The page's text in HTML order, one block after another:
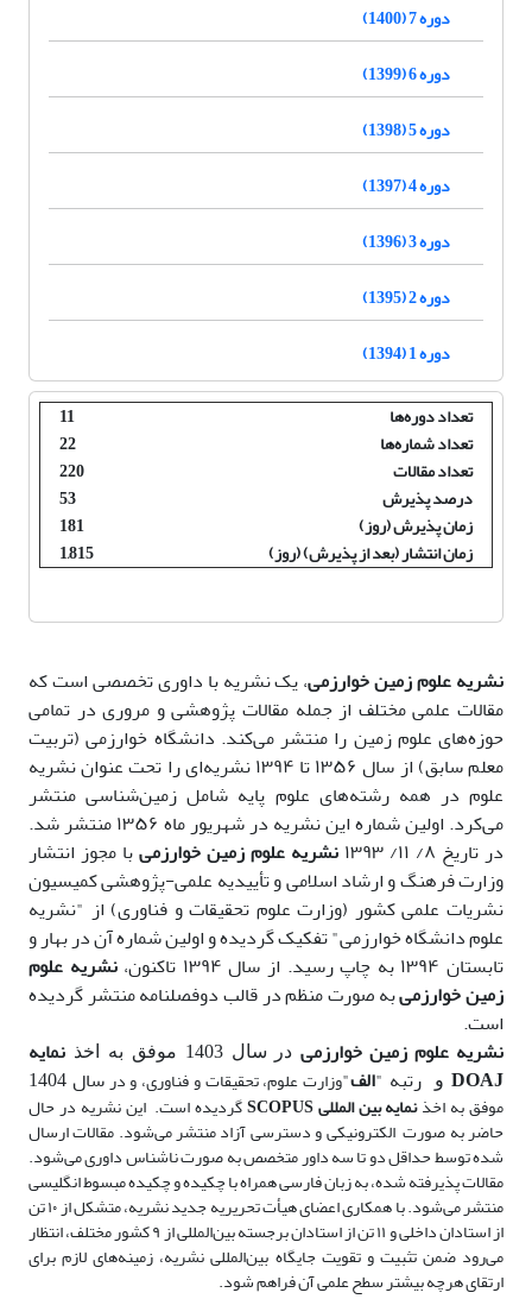
دوره 7 (1400)
دوره 6 (1399)
دوره 5 (1398)
دوره 4 (1397)
دوره 3 (1396)
دوره 2 (1395)
دوره 1 (1394)
تعداد دوره‌ها
11
تعداد شماره‌ها
22
تعداد مقالات
220
درصد پذیرش
53
زمان پذیرش (روز)
181
زمان انتشار (بعد از پذیرش) (روز)
1,815
نشریه علوم زمین خوارزمی، یک نشریه با داوری تخصصی است که
مقالات علمی مختلف از جمله مقالات پژوهشی و مروری در تمامی
حوزه‌های علوم زمین را منتشر می‌کند. دانشگاه خوارزمی (تربیت
معلم سابق) از سال ۱۳۵۶ تا ۱۳۹۴ نشریه‌ای را تحت عنوان نشریه
علوم در همه رشته‌های علوم پایه شامل زمین‌شناسی منتشر
می‌کرد.
اولین شماره این نشریه در شهریور ماه ۱۳۵۶ منتشر شد.
در تاریخ ۸/ ۱۱/ ۱۳۹۳
نشریه علوم زمین خوارزمیبا مجوز انتشار
وزارت فرهنگ و ارشاد اسلامی و تأییدیه علمی-پژوهشی کمیسیون
نشریات علمی کشور (وزارت علوم تحقیقات و فناوری) از "نشریه
علوم دانشگاه خوارزمی" تفکیک گردیده و اولین شماره آن در بهار و
تابستان ۱۳۹۴ به چاپ رسید.
از سال ۱۳۹۴ تاکنون،
نشریه علوم
زمین خوارزمیبه صورت منظم در قالب دوفصلنامه منتشر گردیده
است.
نشریه علوم زمین خوارزمیدر سال 1403 موفق به اخذ
نمایه
DOAJ ورتبه "الف"وزارت علوم، تحقیقات و فناوری، و درسال 1404
موفق به اخذنمایه بین المللی SCOPUS گردیده است. این نشریه در حال
حاضر به صورت الکترونیکی و دسترسی آزاد منتشر می‌شود. مقالات ارسال
شده توسط حداقل دو تا سه داور متخصص به صورت ناشناس داوری می‌شود.
مقالات پذیرفته شده، به زبان فارسی همراه با چکیده و چکیده مبسوط انگلیسی
منتشر می‌شود. با همکاری اعضای هیأت تحریریه جدید نشریه، متشکل از ۱۰ تن
از استادان داخلی و ۱۱ تن از استادان برجسته بین‌المللی از ۹ کشور مختلف، انتظار
می‌رود ضمن تثبیت و تقویت جایگاه بین‌المللی نشریه، زمینه‌های لازم برای
ارتقای هرچه بیشتر سطح علمی آن فراهم شود.